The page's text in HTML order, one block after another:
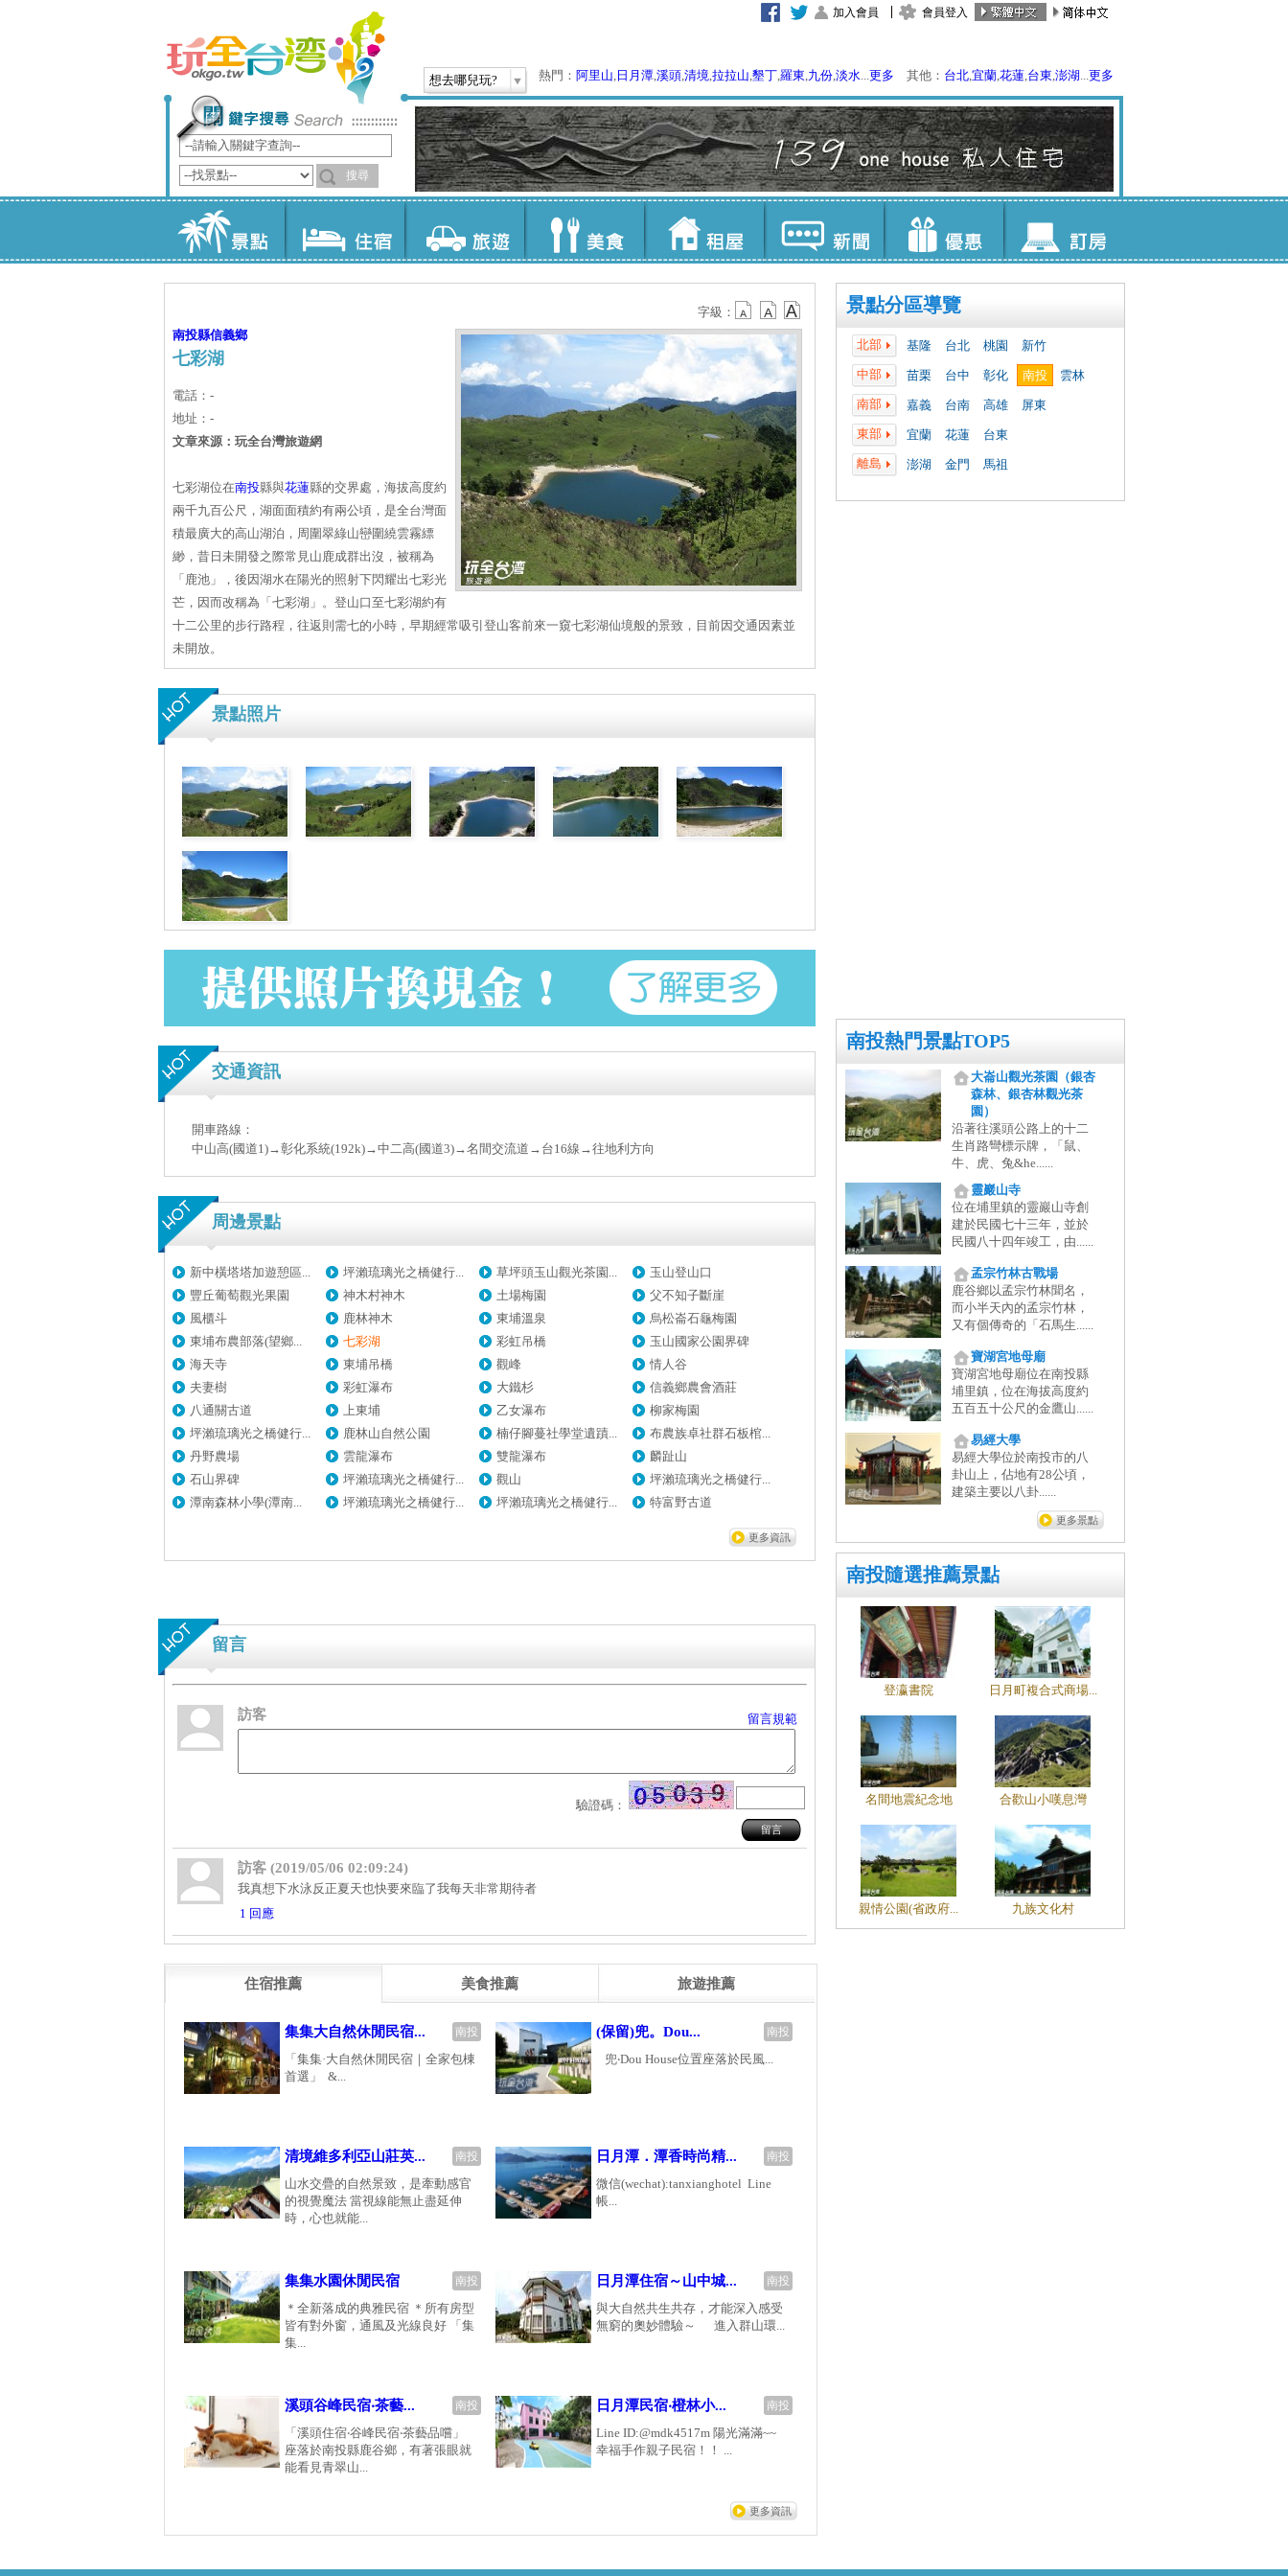
加入會員 會員登入
想去哪兒玩? 熱門： 阿里山, 日月潭,溪頭,清境,拉拉山,墾丁,羅東,九份,淡水...更多 其他： 台北,宜蘭,花蓮,台東,澎湖...更多
景點分區導覽
北部 基隆 台北 桃園
新竹
中部
苗栗 台中 彰化 南投
雲林
南部
嘉義 台南 高雄
屏東
東部
宜蘭 花蓮
台東
離島
澎湖 金門 馬祖
南投熱門景點TOP5
大崙山觀光茶園（銀杏
森林、銀杏林觀光茶
園）
沿著往溪頭公路上的十二
生肖路彎標示牌，「鼠、
牛、虎、兔&he......
靈巖山寺
位在埔里鎮的靈巖山寺創
建於民國七十三年，並於
民國八十四年竣工，由......
孟宗竹林古戰場
鹿谷鄉以孟宗竹林聞名，
而小半天內的孟宗竹林，
又有個傳奇的「石馬生......
寶湖宮地母廟
寶湖宮地母廟位在南投縣
埔里鎮，位在海拔高度約
五百五十公尺的金鷹山......
易經大學
易經大學位於南投市的八
卦山上，佔地有28公頃，
建築主要以八卦......
更多景點
南投隨選推薦景點
登瀛書院 日月町複合式商場...
名間地震紀念地 合歡山小嘆息灣
親情公園(省政府... 九族文化村
字級：
南投縣信義鄉
七彩湖
電話：-
地址：-
文章來源：玩全台灣旅遊網
七彩湖位在南投縣與花蓮縣的交界處，海拔高度約
兩千九百公尺，湖面面積約有兩公頃，是全台灣面
積最廣大的高山湖泊，周圍翠綠山巒圍繞雲霧縹
緲，昔日未開發之際常見山鹿成群出沒，被稱為
「鹿池」，後因湖水在陽光的照射下閃耀出七彩光
芒，因而改稱為「七彩湖」。登山口至七彩湖約有
十二公里的步行路程，往返則需七的小時，早期經常吸引登山客前來一窺七彩湖仙境般的景致，目前因交通因素並
未開放。
景點照片
交通資訊
開車路線：
中山高(國道1)→彰化系統(192k)→中二高(國道3)→名間交流道→台16線→往地利方向
周邊景點
新中橫塔塔加遊憩區... 坪瀨琉璃光之橋健行... 草坪頭玉山觀光茶園...
玉山登山口
豐丘葡萄觀光果園
神木村神木 土場梅園
父不知子斷崖
風櫃斗
鹿林神木 東埔溫泉
烏松崙石龜梅園
東埔布農部落(望鄉...
七彩湖 彩虹吊橋
玉山國家公園界碑
海天寺
東埔吊橋 觀峰
情人谷
夫妻樹
彩虹瀑布 大鐵杉
信義鄉農會酒莊
八通關古道
上東埔 乙女瀑布
柳家梅園
坪瀨琉璃光之橋健行...
鹿林山自然公園 楠仔腳蔓社學堂遺蹟...
布農族卓社群石板棺...
丹野農場
雲龍瀑布 雙龍瀑布
麟趾山
石山界碑
坪瀨琉璃光之橋健行... 觀山
坪瀨琉璃光之橋健行...
潭南森林小學(潭南...
坪瀨琉璃光之橋健行... 坪瀨琉璃光之橋健行... 特富野古道
更多資訊
留言
訪客 留言規範
驗證碼：
訪客 (2019/05/06 02:09:24)
我真想下水泳反正夏天也快要來臨了我每天非常期待者
1 回應
住宿推薦 美食推薦 旅遊推薦
南投
集集大自然休閒民宿...
「集集·大自然休閒民宿｜全家包棟
首選」 &...
南投
(保留)兜。Dou...
兜‧Dou House位置座落於民風...
南投
清境維多利亞山莊英...
山水交疊的自然景致，是牽動感官
的視覺魔法 當視線能無止盡延伸
時，心也就能...
南投
日月潭．潭香時尚精...
微信(wechat):tanxianghotel Line
帳...
南投
集集水園休閒民宿
＊全新落成的典雅民宿 ＊所有房型
皆有對外窗，通風及光線良好 「集
集...
南投
日月潭住宿～山中城...
與大自然共生共存，才能深入感受
無窮的奧妙體驗～ 進入群山環...
南投
溪頭谷峰民宿‧茶藝...
「溪頭住宿‧谷峰民宿‧茶藝品嚐」
座落於南投縣鹿谷鄉，有著張眼就
能看見青翠山...
南投
日月潭民宿‧橙林小...
Line ID:@mdk4517m 陽光滿滿~~
幸福手作親子民宿！！ ...
更多資訊